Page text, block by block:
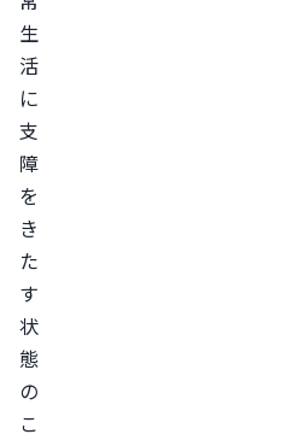
生
活
に
支
障
を
き
た
す
状
態
の
こ